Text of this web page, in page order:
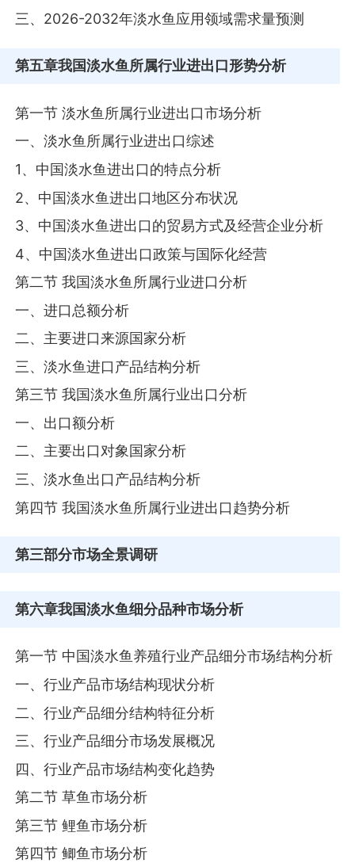
三、2026-2032年淡水鱼应用领域需求量预测
第五章我国淡水鱼所属行业进出口形势分析
第一节 淡水鱼所属行业进出口市场分析
一、淡水鱼所属行业进出口综述
1、中国淡水鱼进出口的特点分析
2、中国淡水鱼进出口地区分布状况
3、中国淡水鱼进出口的贸易方式及经营企业分析
4、中国淡水鱼进出口政策与国际化经营
第二节 我国淡水鱼所属行业进口分析
一、进口总额分析
二、主要进口来源国家分析
三、淡水鱼进口产品结构分析
第三节 我国淡水鱼所属行业出口分析
一、出口额分析
二、主要出口对象国家分析
三、淡水鱼出口产品结构分析
第四节 我国淡水鱼所属行业进出口趋势分析
第三部分市场全景调研
第六章我国淡水鱼细分品种市场分析
第一节 中国淡水鱼养殖行业产品细分市场结构分析
一、行业产品市场结构现状分析
二、行业产品细分结构特征分析
三、行业产品细分市场发展概况
四、行业产品市场结构变化趋势
第二节 草鱼市场分析
第三节 鲤鱼市场分析
第四节 鲫鱼市场分析